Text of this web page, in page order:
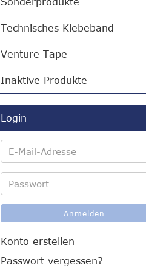
Technisches Klebeband
Venture Tape
Inaktive Produkte
Login
E-
Mail-
Passwort
Anmelden
Konto erstellen
Passwort vergessen?